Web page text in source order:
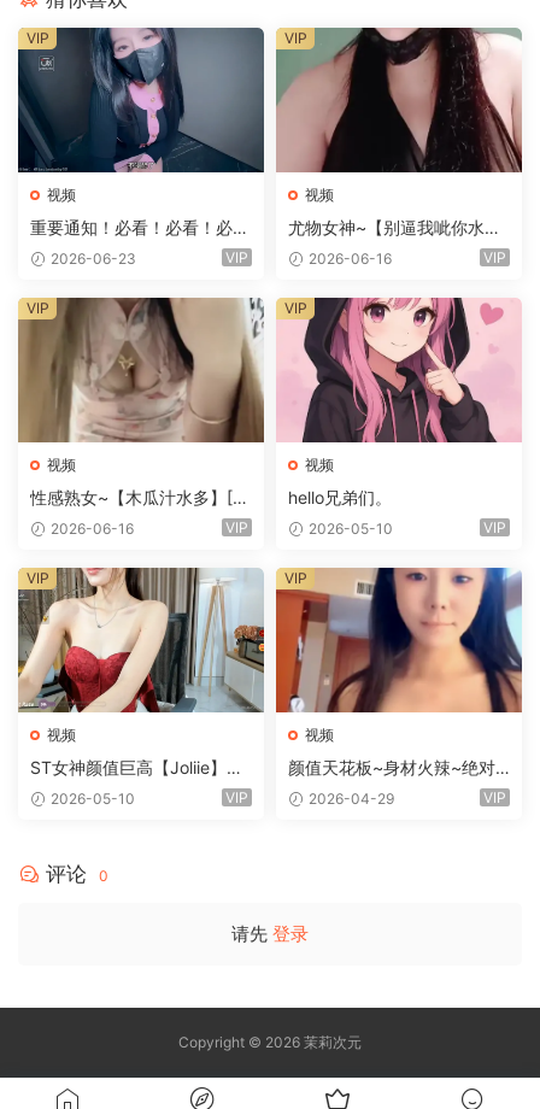
视频
重要通知！必看！必看！必
看！2026-06-23 VIP
VIP
视频
尤物女神~【别逼我呲你水】
[7V/9.3G]
2026-06-16 VIP
VIP
视频
性感熟女~【木瓜汁水多】[6
V/3.06G]
2026-06-16 VIP
VIP
视频
hello兄弟们。
2026-05-10 VIP
VIP
视频
ST女神颜值巨高【Joliie】极
致的美太好看了 [2V/1.86G]
2026-05-10 VIP
VIP
视频
颜值天花板~身材火辣~绝对
女神~【橙橙】[5V/3.2G]
2026-04-29 VIP
VIP
评论 0
请先 登录
Copyright © 2026 茉莉次元